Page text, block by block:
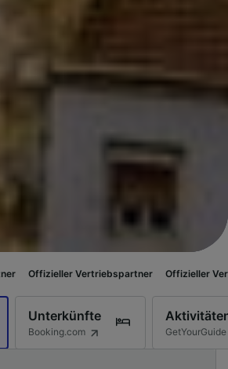
Vertriebspartner Offizieller Vertriebspartner
Unterkünfte
Booking.com GetYourGuide